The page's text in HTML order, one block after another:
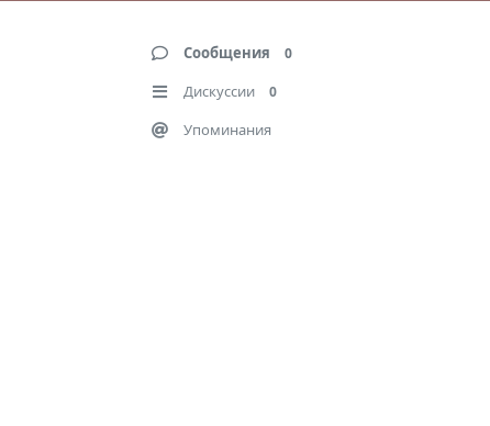
Сообщения 0
Дискуссии 0
Упоминания